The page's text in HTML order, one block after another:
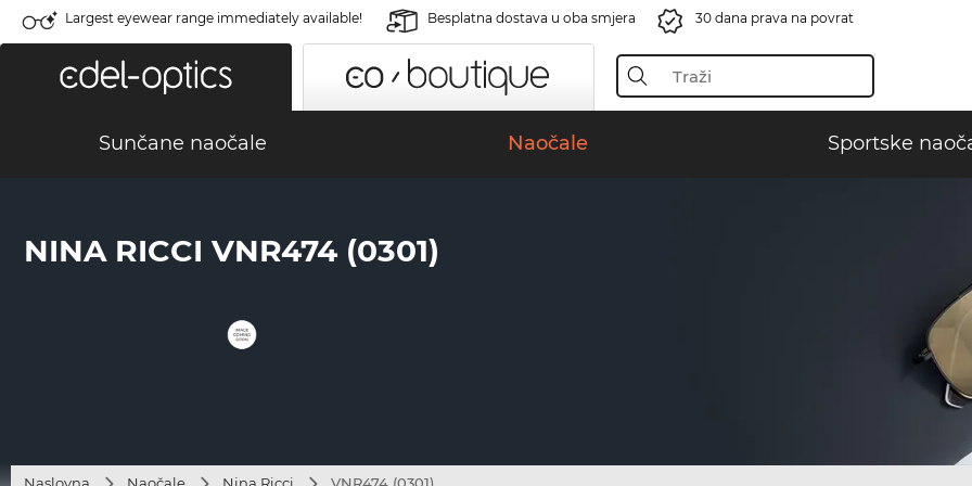
Largest eyewear range immediately available! Besplatna dostava u oba smjera 30 dana prava na povrat
Sunčane naočale Naočale Sportske
NINA RICCI VNR474 (0301)